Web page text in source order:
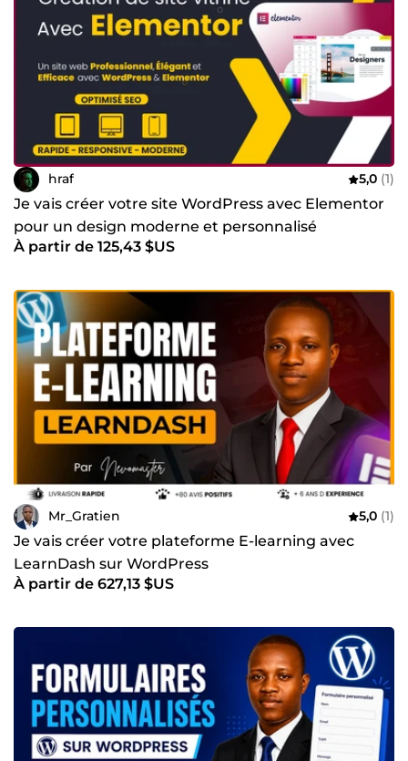
hraf 5,0 (1)
Je vais créer votre site WordPress avec Elementor
pour un design moderne et personnalisé
À partir de 125,43 $US
Mr_Gratien 5,0 (1)
Je vais créer votre plateforme E-learning avec
LearnDash sur WordPress
À partir de 627,13 $US